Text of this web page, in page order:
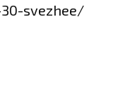
svezhee/